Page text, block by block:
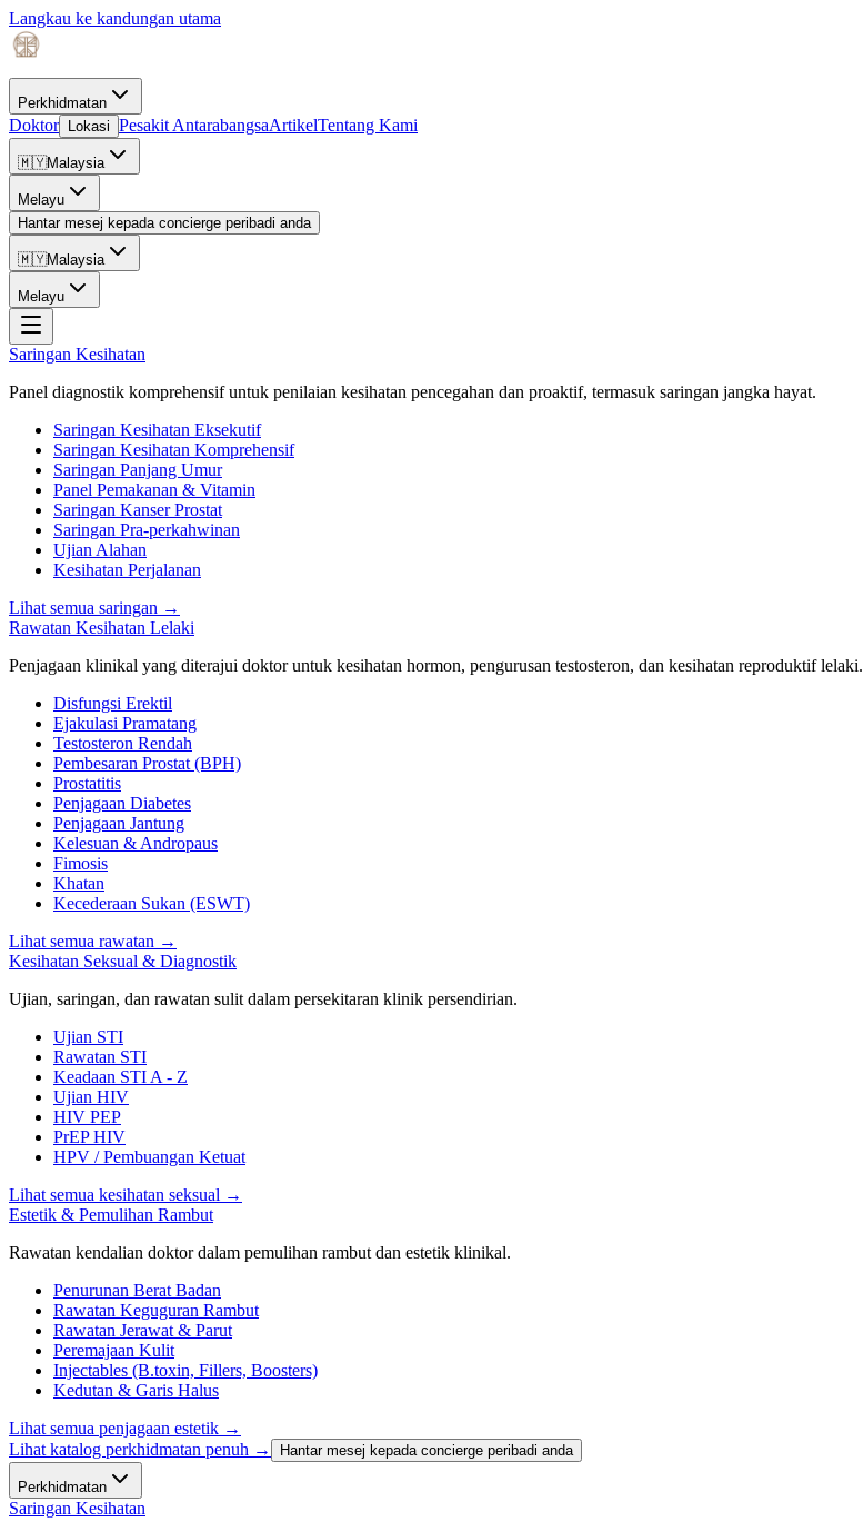
Langkau ke kandungan utama
Perkhidmatan
Doktor Lokasi Pesakit AntarabangsaArtikelTentang Kami
🇲🇾Malaysia
Melayu
Hantar mesej kepada concierge peribadi anda
🇲🇾Malaysia
Melayu
Saringan Kesihatan
Panel diagnostik komprehensif untuk penilaian kesihatan pencegahan dan proaktif, termasuk saringan jangka hayat.
Saringan Kesihatan Eksekutif
Saringan Kesihatan Komprehensif
Saringan Panjang Umur
Panel Pemakanan & Vitamin
Saringan Kanser Prostat
Saringan Pra-perkahwinan
Ujian Alahan
Kesihatan Perjalanan
Lihat semua saringan →
Rawatan Kesihatan Lelaki
Penjagaan klinikal yang diterajui doktor untuk kesihatan hormon, pengurusan testosteron, dan kesihatan reproduktif lelaki.
Disfungsi Erektil
Ejakulasi Pramatang
Testosteron Rendah
Pembesaran Prostat (BPH)
Prostatitis
Penjagaan Diabetes
Penjagaan Jantung
Kelesuan & Andropaus
Fimosis
Khatan
Kecederaan Sukan (ESWT)
Lihat semua rawatan →
Kesihatan Seksual & Diagnostik
Ujian, saringan, dan rawatan sulit dalam persekitaran klinik persendirian.
Ujian STI
Rawatan STI
Keadaan STI A - Z
Ujian HIV
HIV PEP
PrEP HIV
HPV / Pembuangan Ketuat
Lihat semua kesihatan seksual →
Estetik & Pemulihan Rambut
Rawatan kendalian doktor dalam pemulihan rambut dan estetik klinikal.
Penurunan Berat Badan
Rawatan Keguguran Rambut
Rawatan Jerawat & Parut
Peremajaan Kulit
Injectables (B.toxin, Fillers, Boosters)
Kedutan & Garis Halus
Lihat semua penjagaan estetik →
Lihat katalog perkhidmatan penuh →
Hantar mesej kepada concierge peribadi anda
Perkhidmatan
Saringan Kesihatan